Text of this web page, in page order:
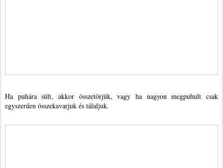
Ha puhára sült, akkor összetörjük, vagy ha nagyon megpuhult csak
egyszerűen összekavarjuk és tálaljuk.